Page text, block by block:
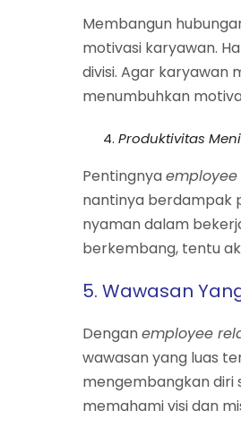
Membangun
motivasi karyawan.
divisi. Agar karyawan
menumbuhkan
Produktivitas
Pentingnya
nantinya berdampak
nyaman dalam
berkembang, tentu
5. Wawasan
Denganemployee
wawasan yang luas
mengembangkan diri
memahami visi dan